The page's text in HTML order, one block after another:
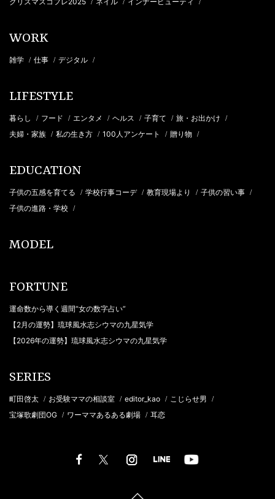
WORK
雑学 / 仕事 / デジタル /
LIFESTYLE
暮らし / フード / エンタメ / ヘルス / 子育て / 旅・お出かけ /
夫婦・家族 / 私の生き方 / 100人アンケート / 贈り物 /
EDUCATION
子供の五感を育てる / 学校行事コーデ / 教育現場より / 子供の習い事 /
子供の進路・学校 /
MODEL
FORTUNE
運命数から導く週間“女の数字占い”
【2月の運勢】琉球風水志シウマの九星気学
【2026年の運勢】琉球風水志シウマの九星気学
SERIES
町田啓太 / お受験ママの相談室 / editor_kao / こじらせ男 /
宝塚歌劇団OG / ワーママあるある劇場 / 耳恋